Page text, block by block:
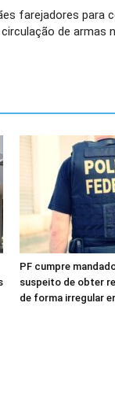
farejadores para
de armas
PF cumpre
suspeito de obter
de forma irregular